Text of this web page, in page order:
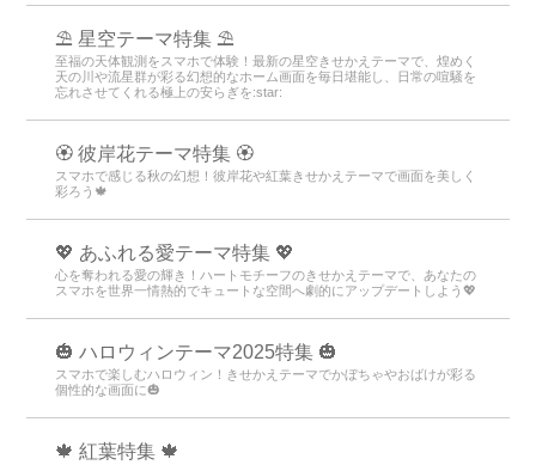
⛱️ 星空テーマ特集 ⛱️
至福の天体観測をスマホで体験！最新の星空きせかえテーマで、煌めく
天の川や流星群が彩る幻想的なホーム画面を毎日堪能し、日常の喧騒を
忘れさせてくれる極上の安らぎを:star:️
🏵 彼岸花テーマ特集 🏵
スマホで感じる秋の幻想！彼岸花や紅葉きせかえテーマで画面を美しく
彩ろう🍁
💖 あふれる愛テーマ特集 💖
心を奪われる愛の輝き！ハートモチーフのきせかえテーマで、あなたの
スマホを世界一情熱的でキュートな空間へ劇的にアップデートしよう💖
🎃 ハロウィンテーマ2025特集 🎃
スマホで楽しむハロウィン！きせかえテーマでかぼちゃやおばけが彩る
個性的な画面に🎃
🍁 紅葉特集 🍁